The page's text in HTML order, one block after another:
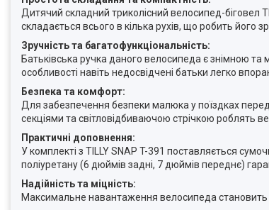
Дитячий складний триколісний велосипед-біговел
складається всього в кілька рухів, що робить його
Зручність та багатофункціональність:
Батьківська ручка даного велосипеда є знімною та
особливості навіть недосвідчені батьки легко
Безпека та комфорт:
Для забезпечення безпеки малюка у поїздках
секціями та світловідбиваючою стрічкою
Практичні доповнення:
У комплекті з TILLY SNAP T-391 поставляється
поліуретану (6 дюймів задні, 7 дюймів переднє)
Надійність та міцність:
Максимальне навантаження велосипеда становить